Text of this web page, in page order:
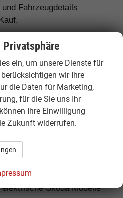
Fahrzeugdetails
Octavia, Superb,
Fabia, Scala, Octavia
Octavia, Superb und
Kamiq, Karoq, Kodiaq
Skoda Modelle
ein, um unsere Dienste für
wir Ihre
die Daten für Marketing,
für die Sie uns Ihr
Ihre Einwilligung
Zukunft widerrufen.